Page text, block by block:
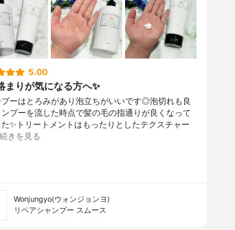
5.00
まりが気になる方へ✨
プーはとろみがあり泡立ちがいいです◎泡切れも良
ンプーを流した時点で髪の毛の指通りが良くなって
✨トリートメントはもったりとしたテクスチャー
続きを見る
Wonjungyo(ウォンジョンヨ)
リペアシャンプー スムース